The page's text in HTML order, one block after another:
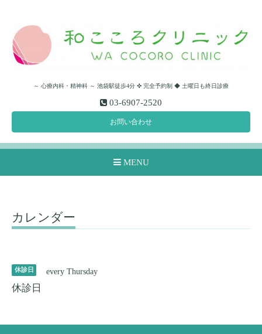
～ 心療内科・精神科 ～ 池袋駅徒歩4分 ✜ 完全予約制 ◆ 土曜日も終日診療
03-6907-2520
お問い合わせ
MENU
カレンダー
休診日 every Thursday
休診日